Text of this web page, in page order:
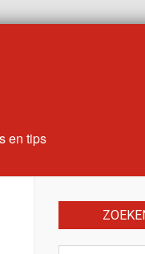
en tips